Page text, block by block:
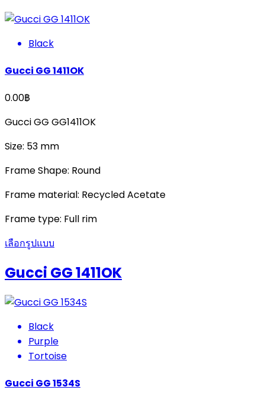
Black
Gucci GG 1411OK
0.00฿
Gucci GG GG1411OK
Size: 53 mm
Frame Shape: Round
Frame material: Recycled Acetate
Frame type: Full rim
เลือกรูปแบบ
Gucci GG 1411OK
Black
Purple
Tortoise
Gucci GG 1534S